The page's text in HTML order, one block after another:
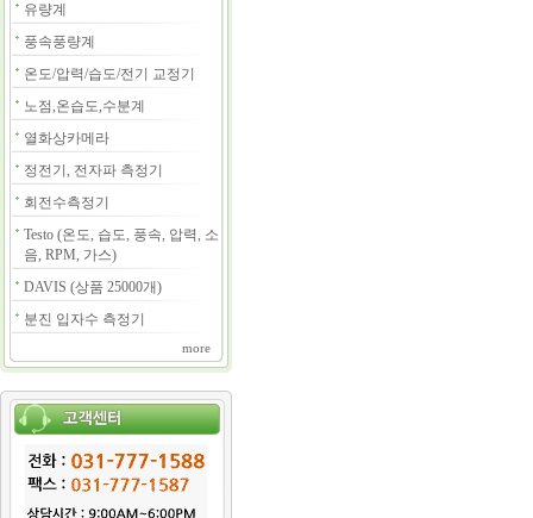
유량계
풍속풍량계
온도/압력/습도/전기 교정기
노점,온습도,수분계
열화상카메라
정전기, 전자파 측정기
회전수측정기
Testo (온도, 습도, 풍속, 압력, 소
음, RPM, 가스)
DAVIS (상품 25000개)
분진 입자수 측정기
more